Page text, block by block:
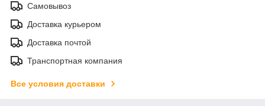
Самовывоз
Доставка курьером
Доставка почтой
Транспортная компания
Все условия доставки